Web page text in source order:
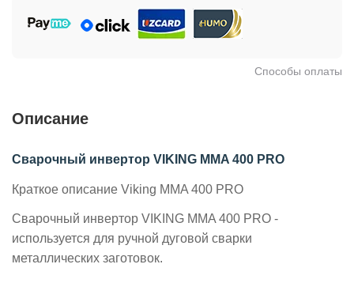
Способы оплаты
Описание
Сварочный инвертор VIKING MMA 400 PRO
Краткое описание Viking MMA 400 PRO
Сварочный инвертор VIKING MMA 400 PRO -
используется для ручной дуговой сварки
металлических заготовок.